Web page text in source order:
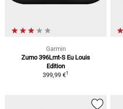
Garmin
Zumo 396Lmt-S Eu Louis
Edition
399,99 €1